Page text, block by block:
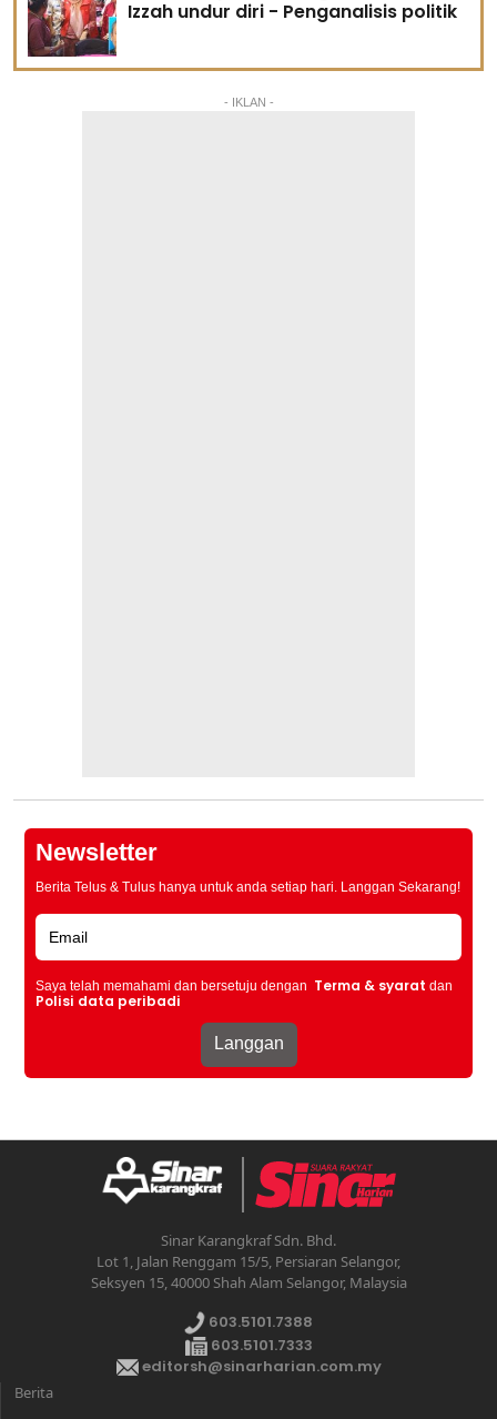
Izzah undur diri - Penganalisis politik
- IKLAN -
Newsletter
Berita Telus & Tulus hanya untuk anda setiap hari. Langgan Sekarang!
Saya telah memahami dan bersetuju dengan Terma & syarat dan
Polisi data peribadi
Sinar Karangkraf Sdn. Bhd.
Lot 1, Jalan Renggam 15/5, Persiaran Selangor,
Seksyen 15, 40000 Shah Alam Selangor, Malaysia
603.5101.7388
603.5101.7333
editorsh@sinarharian.com.my
Berita